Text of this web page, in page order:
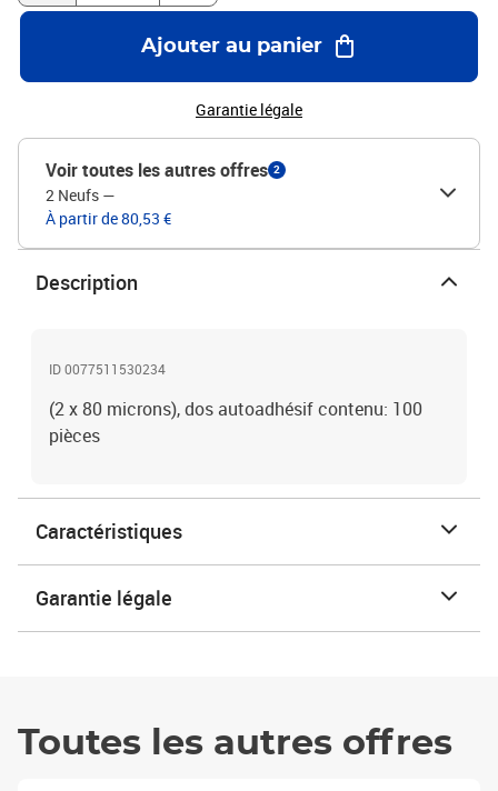
Ajouter au panier
Garantie légale
Voir toutes les autres offres 2
2 Neufs —
À partir de 80,53 €
Description
ID 0077511530234
(2 x 80 microns), dos autoadhésif contenu: 100
pièces
Caractéristiques
Garantie légale
Toutes les autres offres